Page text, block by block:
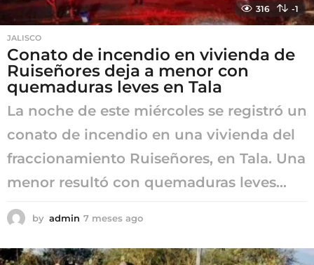
316 -1
JALISCO
Conato de incendio en vivienda de
Ruiseñores deja a menor con
quemaduras leves en Tala
La noche de este miércoles se registró un
conato de incendio en una vivienda del
fraccionamiento Ruiseñores, en Tala. Una
menor resultó con quemaduras leves...
by admin 7 meses ago
s